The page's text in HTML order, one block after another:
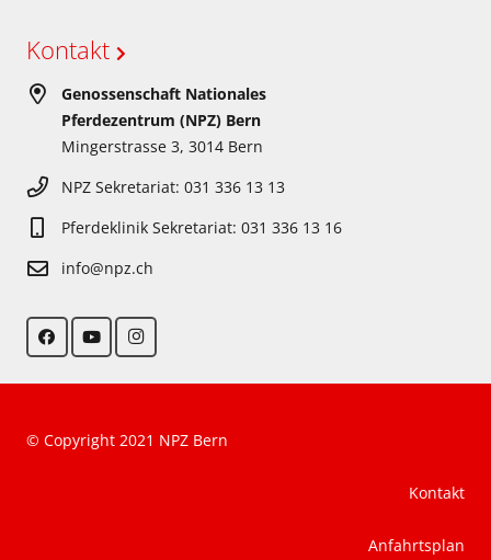
Kontakt
Genossenschaft Nationales
Pferdezentrum (NPZ) Bern
Mingerstrasse 3, 3014 Bern
NPZ Sekretariat: 031 336 13 13
Pferdeklinik Sekretariat: 031 336 13 16
info@npz.ch
© Copyright 2021 NPZ Bern
Kontakt
Anfahrtsplan